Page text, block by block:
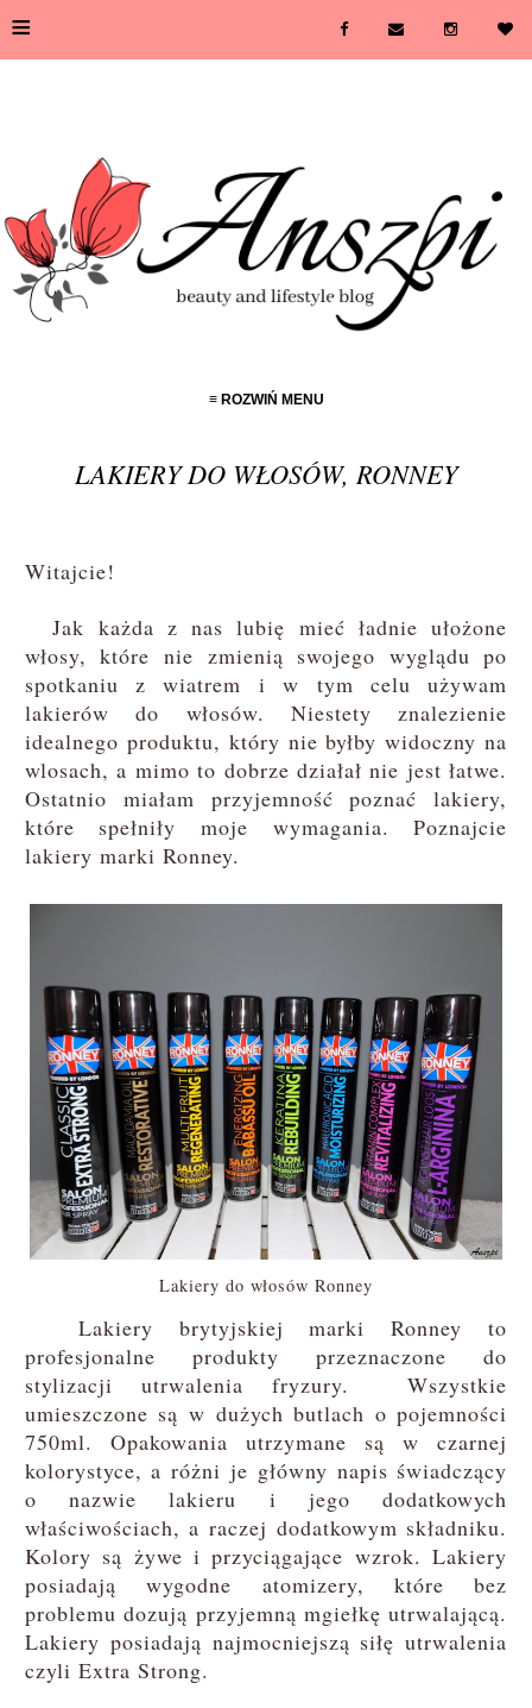
≡
≡ ROZWIŃ MENU
LAKIERY DO WŁOSÓW, RONNEY
Witajcie!
Jak każda z nas lubię mieć ładnie ułożone
włosy, które nie zmienią swojego wyglądu po
spotkaniu z wiatrem i w tym celu używam
lakierów do włosów. Niestety znalezienie
idealnego produktu, który nie byłby widoczny na
wlosach, a mimo to dobrze działał nie jest łatwe.
Ostatnio miałam przyjemność poznać lakiery,
które spełniły moje wymagania. Poznajcie
lakiery marki Ronney.
Lakiery do włosów Ronney
Lakiery brytyjskiej marki Ronney to
profesjonalne produkty przeznaczone do
stylizacji utrwalenia fryzury.
Wszystkie
umieszczone są w dużych butlach o pojemności
750ml. Opakowania utrzymane są w czarnej
kolorystyce, a różni je główny napis świadczący
o nazwie lakieru i jego dodatkowych
właściwościach, a raczej dodatkowym składniku.
Kolory są żywe i przyciągające wzrok. Lakiery
posiadają wygodne atomizery, które bez
problemu dozują przyjemną mgiełkę utrwalającą.
Lakiery posiadają najmocniejszą siłę utrwalenia
czyli Extra Strong.